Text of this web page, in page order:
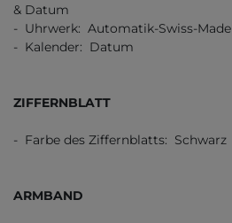
& Datum
- Uhrwerk: Automatik-Swiss-Made
- Kalender: Datum
ZIFFERNBLATT
- Farbe des Ziffernblatts: Schwarz
ARMBAND